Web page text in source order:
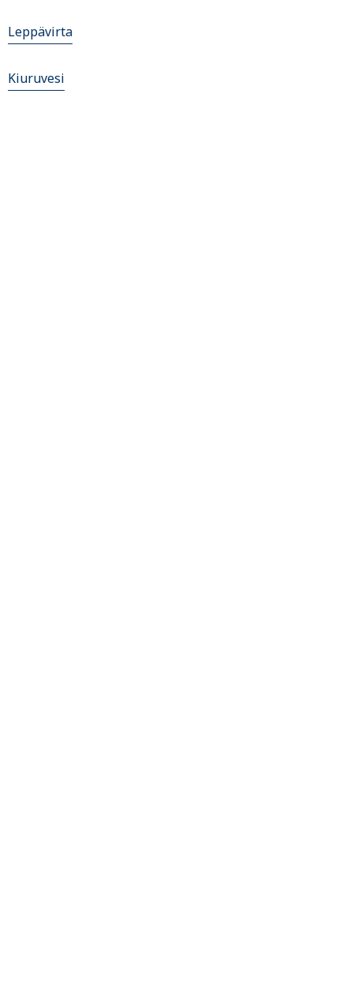
Leppävirta
Kiuruvesi